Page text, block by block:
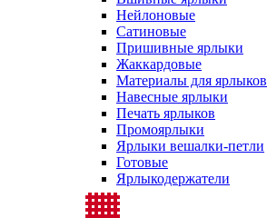
Нейлоновые
Сатиновые
Пришивные ярлыки
Жаккардовые
Материалы для ярлыков
Навесные ярлыки
Печать ярлыков
Промоярлыки
Ярлыки вешалки-петли
Готовые
Ярлыкодержатели